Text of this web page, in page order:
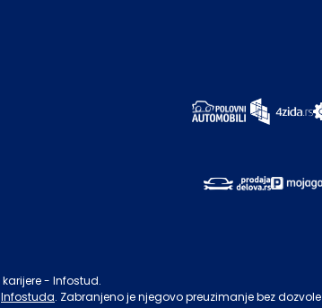
- Infostud.
Infostuda. Zabranjeno je njegovo preuzimanje bez dozvole